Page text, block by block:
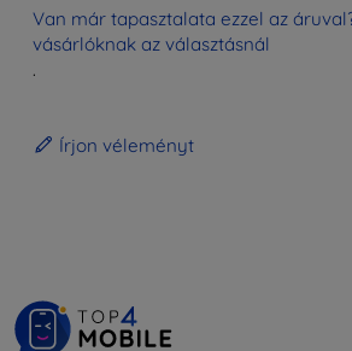
Van már tapasztalata ezzel az
vásárlóknak az választásnál
.
Írjon véleményt